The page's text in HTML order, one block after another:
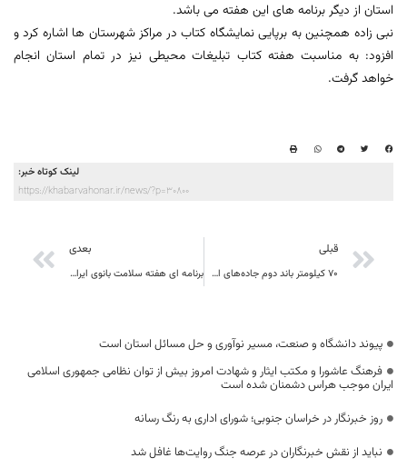
استان از دیگر برنامه های این هفته می باشد.
نبی زاده همچنین به برپایی نمایشگاه کتاب در مراکز شهرستان ها اشاره کرد و
افزود: به مناسبت هفته کتاب تبلیغات محیطی نیز در تمام استان انجام
خواهد گرفت.
لینک کوتاه خبر:
https://khabarvahonar.ir/news/?p=30800
قبلی
۷۰ کیلومتر باند دوم جاده‌های استان خراسان جنوبی تا پایان امسال بازگشایی می شود
بعدی
برنامه ای هفته سلامت بانوی ایرانی( سبا) در استان خراسان جنوبی اعلام شد
پیوند دانشگاه و صنعت، مسیر نوآوری و حل مسائل استان است
فرهنگ عاشورا و مکتب ایثار و شهادت امروز بیش از توان نظامی جمهوری اسلامی
ایران موجب هراس دشمنان شده است
روز خبرنگار در خراسان جنوبی؛ شورای اداری به رنگ رسانه
نباید از نقش خبرنگاران در عرصه جنگ روایت‌ها غافل شد